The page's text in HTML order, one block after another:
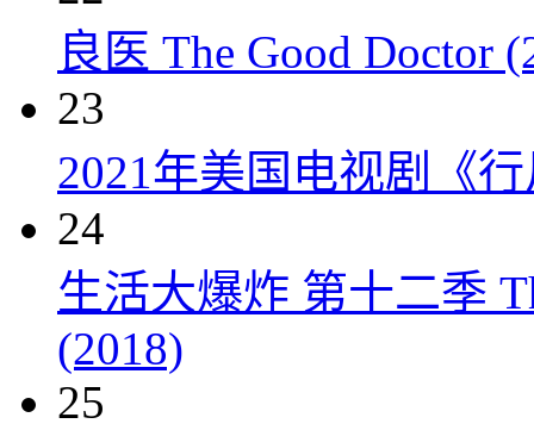
良医 The Good Doctor
23
2021年美国电视剧《
24
生活大爆炸 第十二季
(2018)
25